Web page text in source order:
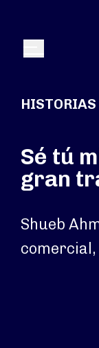
Menú
HISTORIAS
Sé tú
gran
Shueb
comercial,